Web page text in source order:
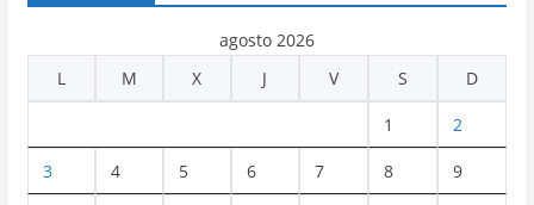
agosto 2026
L
M X J V S D
1 2
3 4 5 6 7 8 9